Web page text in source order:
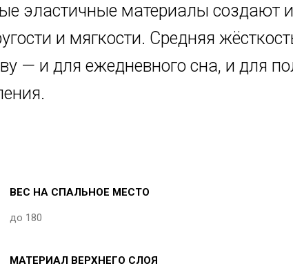
эластичные материалы создают
и мягкости. Средняя
— и для ежедневного сна, и для
ВЕС НА СПАЛЬНОЕ МЕСТО
до 180
МАТЕРИАЛ ВЕРХНЕГО СЛОЯ